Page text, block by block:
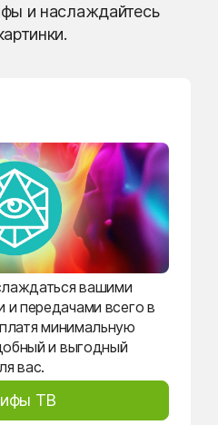
и наслаждайтесь
вашими
передачами всего в
минимальную
и выгодный
вас.
ТВ